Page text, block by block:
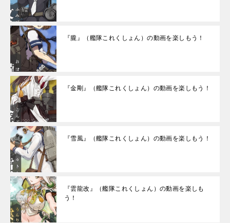
『朧』（艦隊これくしょん）の動画を楽しもう！
『金剛』（艦隊これくしょん）の動画を楽しもう！
『雪風』（艦隊これくしょん）の動画を楽しもう！
『雲龍改』（艦隊これくしょん）の動画を楽しも
う！